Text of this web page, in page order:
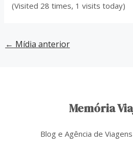
(Visited 28 times, 1 visits today)
← Mídia anterior
Memória
Blog e Agência de